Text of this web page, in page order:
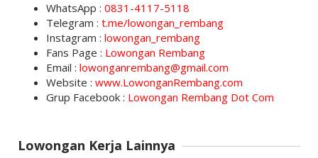
WhatsApp : 0831-4117-5118
Telegram : t.me/lowongan_rembang
Instagram : lowongan_rembang
Fans Page : Lowongan Rembang
Email : lowonganrembang@gmail.com
Website : www.LowonganRembang.com
Grup Facebook : Lowongan Rembang Dot Com
Lowongan Kerja Lainnya